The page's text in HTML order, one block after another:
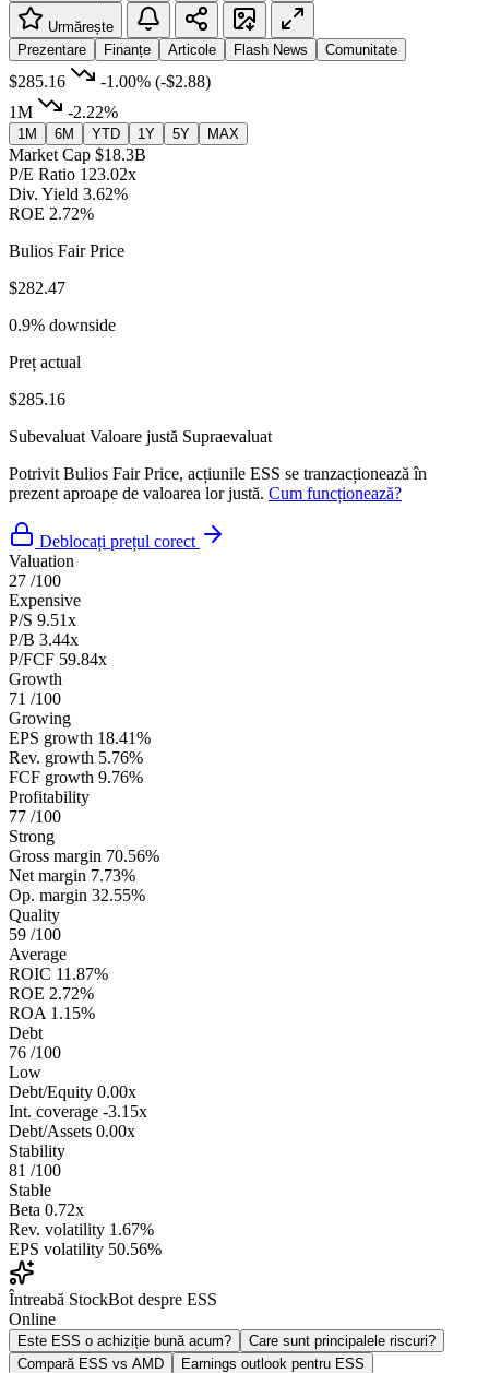
Urmărește
Prezentare
Finanțe Articole Flash News Comunitate
$285.16 -1.00% (-$2.88)
1M
-2.22%
1M 6M YTD 1Y 5Y MAX
Market Cap $18.3B
P/E Ratio 123.02x
Div. Yield 3.62%
ROE 2.72%
Bulios Fair Price
$282.47
0.9% downside
Preț actual
$285.16
Subevaluat Valoare justă Supraevaluat
Potrivit Bulios Fair Price, acțiunile ESS se tranzacționează în
prezent aproape de valoarea lor justă. Cum funcționează?
Deblocați prețul corect
Valuation
27 /100
Expensive
P/S 9.51x
P/B 3.44x
P/FCF 59.84x
Growth
71 /100
Growing
EPS growth 18.41%
Rev. growth 5.76%
FCF growth 9.76%
Profitability
77 /100
Strong
Gross margin 70.56%
Net margin 7.73%
Op. margin 32.55%
Quality
59 /100
Average
ROIC 11.87%
ROE 2.72%
ROA 1.15%
Debt
76 /100
Low
Debt/Equity 0.00x
Int. coverage -3.15x
Debt/Assets 0.00x
Stability
81 /100
Stable
Beta 0.72x
Rev. volatility 1.67%
EPS volatility 50.56%
Întreabă StockBot despre ESS
Online
Este ESS o achiziție bună acum?
Care sunt principalele riscuri?
Compară ESS vs AMD
Earnings outlook pentru ESS